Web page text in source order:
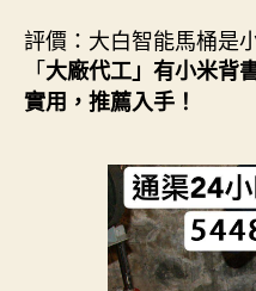
評價：大白智能馬桶是
「大廠代工」有小米背
實用，推薦入手！